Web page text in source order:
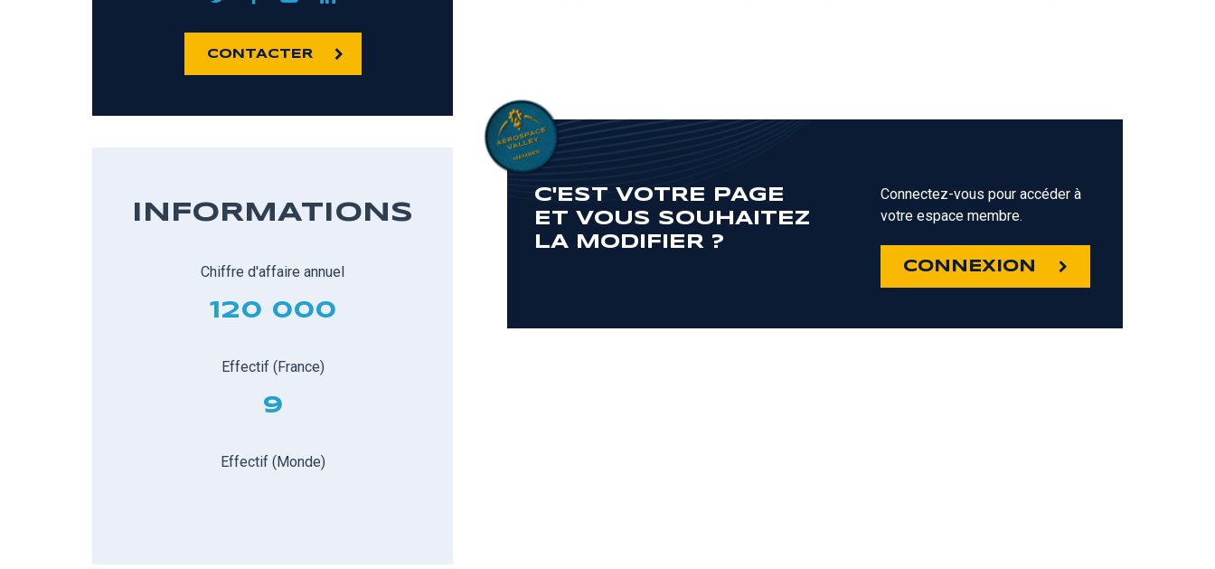
CONTACTER
INFORMATIONS
Chiffre d'affaire annuel
120 000
Effectif (France)
9
Effectif (Monde)
C'EST VOTRE PAGE
ET VOUS SOUHAITEZ
LA MODIFIER ?
Connectez-vous pour accéder à
votre espace membre.
CONNEXION